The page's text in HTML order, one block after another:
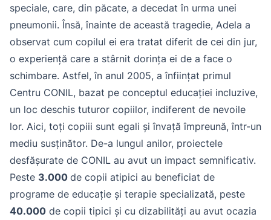
speciale, care, din păcate, a decedat în urma unei
pneumonii. Însă, înainte de această tragedie, Adela a
observat cum copilul ei era tratat diferit de cei din jur,
o experiență care a stârnit dorința ei de a face o
schimbare. Astfel, în anul 2005, a înființat primul
Centru CONIL, bazat pe conceptul educației incluzive,
un loc deschis tuturor copiilor, indiferent de nevoile
lor. Aici, toți copiii sunt egali și învață împreună, într-un
mediu susținător. De-a lungul anilor, proiectele
desfășurate de CONIL au avut un impact semnificativ.
Peste 3.000 de copii atipici au beneficiat de
programe de educație și terapie specializată, peste
40.000 de copii tipici și cu dizabilități au avut ocazia